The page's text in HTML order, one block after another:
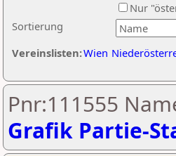
Sortierung
Nur
Vereinslisten:Wien
Pnr:111555
Grafik Partie-